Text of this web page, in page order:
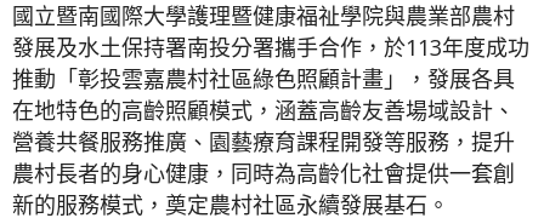
國立暨南國際大學護理暨健康福祉學院與農業部農村
發展及水土保持署南投分署攜手合作，於113年度成功
推動「彰投雲嘉農村社區綠色照顧計畫」，發展各具
在地特色的高齡照顧模式，涵蓋高齡友善場域設計、
營養共餐服務推廣、園藝療育課程開發等服務，提升
農村長者的身心健康，同時為高齡化社會提供一套創
新的服務模式，奠定農村社區永續發展基石。